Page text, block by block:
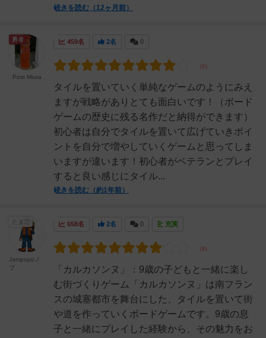
続きを読む（12ヶ月前）
459名 2名 0
タイルを置いていく単純なゲームのようにみえ
ますが戦略がありとても面白いです！（ボード
ゲームの歴史に残る名作だと納得ができます）
初心者は自分でタイルを置いて広げていきポイ
ントを自分で増やしていくゲームと思ってしま
いますが違います！初心者がベテランとプレイ
すると良い感じにタイル...
続きを読む（約1年前）
勇者
Post Miura
658名 2名 0 充実
「カルカソンヌ」：9歳の子どもと一緒に楽し
む街づくりゲーム「カルカソンヌ」は南フラン
スの城塞都市を舞台にした、タイルを置いて街
や道を作っていくボードゲームです。9歳の息
子と一緒にプレイした経験から、その魅力をお
たまご
Jampopoノ
ブ